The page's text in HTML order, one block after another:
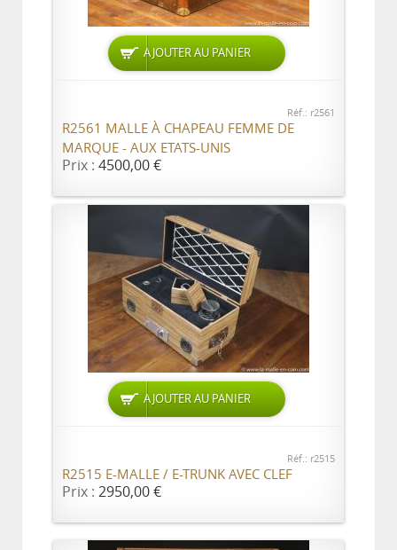
AJOUTER AU PANIER
Réf.: r2561
R2561 MALLE À CHAPEAU FEMME DE
MARQUE - AUX ETATS-UNIS
Prix : 4500,00 €
AJOUTER AU PANIER
Réf.: r2515
R2515 E-MALLE / E-TRUNK AVEC CLEF
Prix : 2950,00 €